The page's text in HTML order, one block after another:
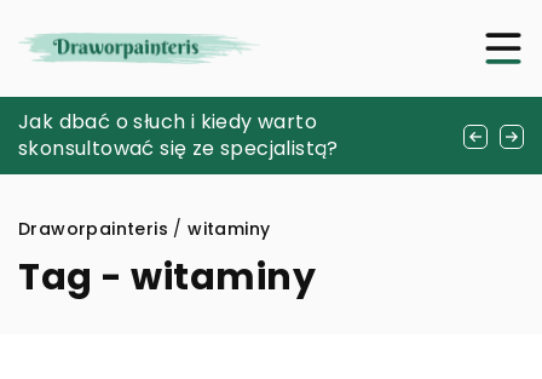
Magnetyczne Efekty Stylizacji Paznokci:
Jak Osiągnąć Hipnotyzujący Blask
Jak dbać o słuch i kiedy warto
skonsultować się ze specjalistą?
Sukienki premium – wybieramy najlepsze
dodatki
Draworpainteris /witaminy
Tag - witaminy